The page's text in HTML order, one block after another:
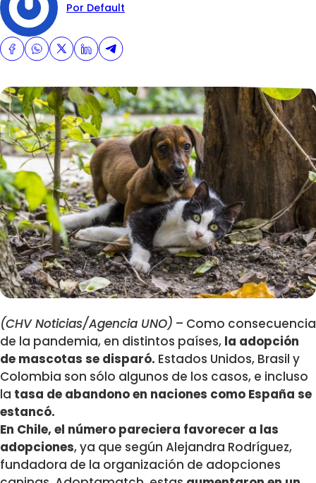
Por Default
(CHV Noticias/Agencia UNO) – Como consecuencia
de la pandemia, en distintos países, la adopción
de mascotas se disparó. Estados Unidos, Brasil y
Colombia son sólo algunos de los casos, e incluso
la tasa de abandono en naciones como España se
estancó.
En Chile, el número pareciera favorecer a las
adopciones, ya que según Alejandra Rodríguez,
fundadora de la organización de adopciones